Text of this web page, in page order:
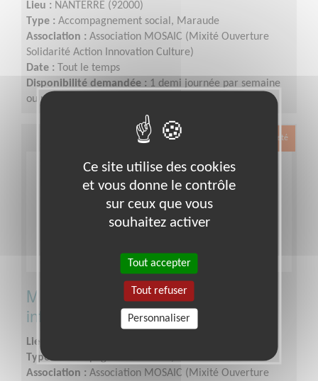
Lieu : NANTERRE (92000)
Type : Accompagnement social, Maraude
Association : Association MOSAIC (Mixité Ouverture
Solidarité Action Innovation Culture)
Date : Tout le temps
Disponibilité demandée : 1 demi journée par semaine
ou plus
Exclusion & Pauvreté
Mediation sociale sur outils
informatiques
Lieu :
Type :Accompagnement social, Maraude
Association : Association MOSAIC (Mixité Ouverture
Ce site utilise des cookies
et vous donne le contrôle
sur ceux que vous
souhaitez activer
Tout accepter
Tout refuser
Personnaliser